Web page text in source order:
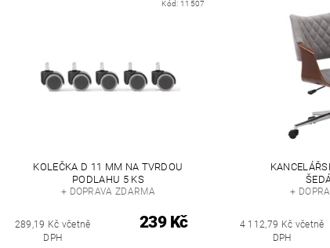
Kód: 11507
KOLEČKA D 11 MM NA TVRDOU
PODLAHU 5 KS
+ DOPRAVA ZDARMA
289,19 Kč včetně
DPH
239 Kč
+
4 112,79 Kč včetně
DPH